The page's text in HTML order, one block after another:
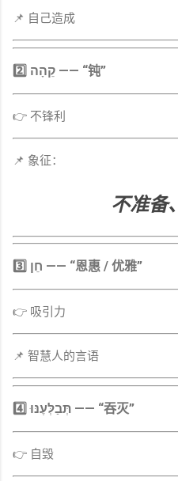
📌 自己造成
2️⃣ קֵהָה —— “钝”
👉 不锋利
📌 象征：
不准备
3️⃣ חֵן —— “恩惠 / 优雅”
👉 吸引力
📌 智慧人的言语
4️⃣ תְּבַלְּעֶנּוּ —— “吞灭”
👉 自毁